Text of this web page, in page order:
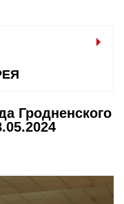
Гродненского